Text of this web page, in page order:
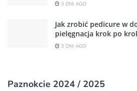
3 DNI AGO
Jak zrobić pedicure w
pielęgnacja krok po
3 DNI AGO
Paznokcie 2024 / 2025